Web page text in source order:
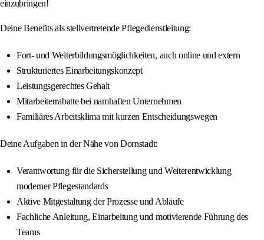
einzubringen!
Deine Benefits als stellvertretende Pflegedienstleitung:
Fort- und Weiterbildungsmöglichkeiten, auch online und extern
Strukturiertes Einarbeitungskonzept
Leistungsgerechtes Gehalt
Mitarbeiterrabatte bei namhaften Unternehmen
Familiäres Arbeitsklima mit kurzen Entscheidungswegen
Deine Aufgaben in der Nähe von Dornstadt:
Verantwortung für die Sicherstellung und Weiterentwicklung
moderner Pflegestandards
Aktive Mitgestaltung der Prozesse und Abläufe
Fachliche Anleitung, Einarbeitung und motivierende Führung des
Teams